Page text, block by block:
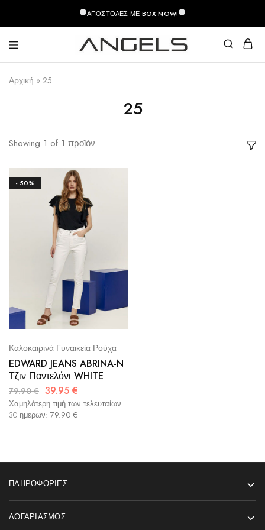
ΑΠΟΣΤΟΛΈΣ ΜΕ BOX NOW!
Angels
Greek
Αρχική » 25
25
Showing 1 of 1 προϊόν
- 50%
Καλοκαιρινά Γυναικεία Ρούχα
EDWARD JEANS ABRINA-N
Τζιν Παντελόνι WHITE
79.90€ 39.95 €
Χαμηλότερη τιμή των τελευταίων
30 ημερων: 79.90 €
ΠΛΗΡΟΦΟΡΊΕΣ
ΛΟΓΑΡΙΑΣΜΌΣ